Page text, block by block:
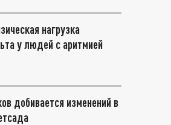
нагрузка
у людей с аритмией
добивается изменений в